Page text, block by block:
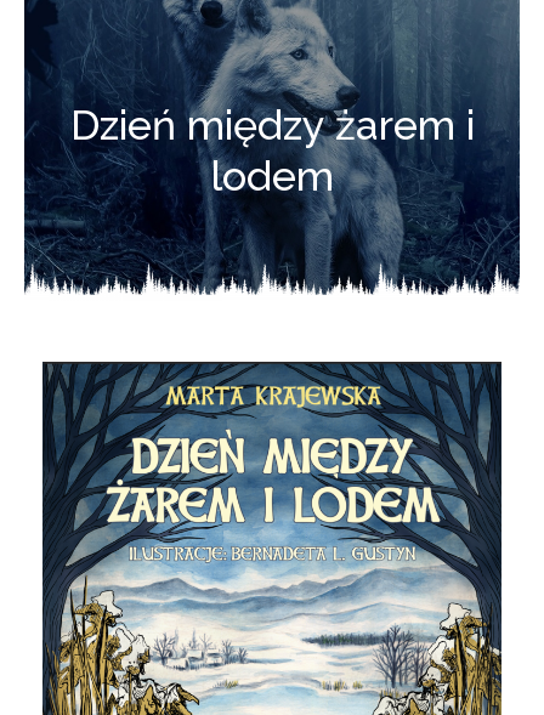
Dzień między żarem i
lodem